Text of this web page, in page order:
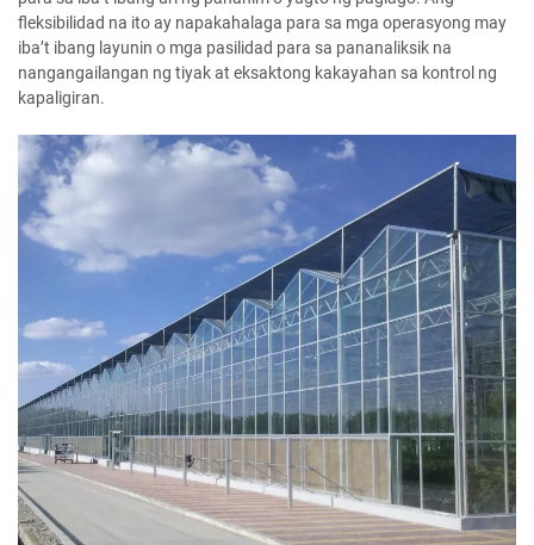
fleksibilidad na ito ay napakahalaga para sa mga operasyong may
iba’t ibang layunin o mga pasilidad para sa pananaliksik na
nangangailangan ng tiyak at eksaktong kakayahan sa kontrol ng
kapaligiran.